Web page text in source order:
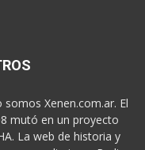
Xenen.com.ar. El
mutó en un proyecto
La web de historia y